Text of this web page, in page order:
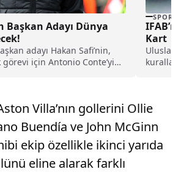
Başkan Adayı Dünya
adayı Hakan Safi’nin,
için Antonio Conte’yi
SPOR
Kart
Villa’nın gollerini Ollie
Buendía ve John McGinn
ekip özellikle ikinci yarıda
eline alarak farklı